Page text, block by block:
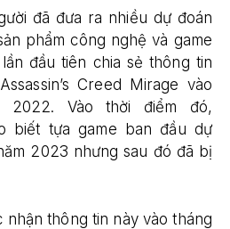
đã đưa ra nhiều dự đoán
phẩm công nghệ và game
đầu tiên chia sẻ thông tin
Creed Mirage vào
2022. Vào thời điểm đó,
biết tựa game ban đầu dự
2023 nhưng sau đó đã bị
nhận thông tin này vào tháng